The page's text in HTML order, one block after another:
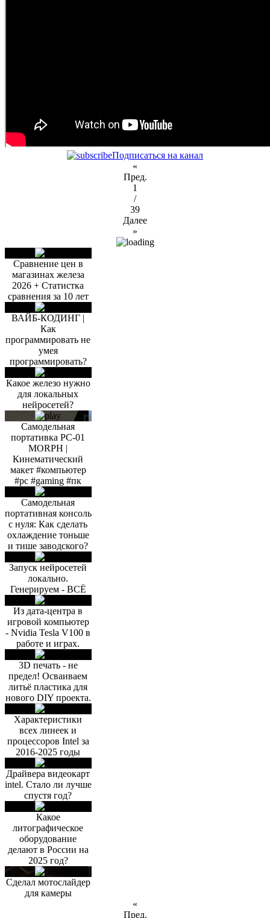
Подписаться на канал
«
Пред.
1
/
39
Далее
»
Сравнение цен в
магазинах железа
2026 + Статистка
сравнения за 10 лет
ВАЙБ-КОДИНГ |
Как
программировать не
умея
программировать?
Какое железо нужно
для локальных
нейросетей?
Самодельная
портативка PC-01
MORPH |
Кинематический
макет #компьютер
#pc #gaming #пк
Самодельная
портативная консоль
с нуля: Как сделать
охлаждение тоньше
и тише заводского?
Запуск нейросетей
локально.
Генерируем - ВСЁ
Из дата-центра в
игровой компьютер
- Nvidia Tesla V100 в
работе и играх.
3D печать - не
предел! Осваиваем
литьё пластика для
нового DIY проекта.
Характеристики
всех линеек и
процессоров Intel за
2016-2025 годы
Драйвера видеокарт
intel. Стало ли лучше
спустя год?
Какое
литографическое
оборудование
делают в России на
2025 год?
Сделал мотослайдер
для камеры
«
Пред.